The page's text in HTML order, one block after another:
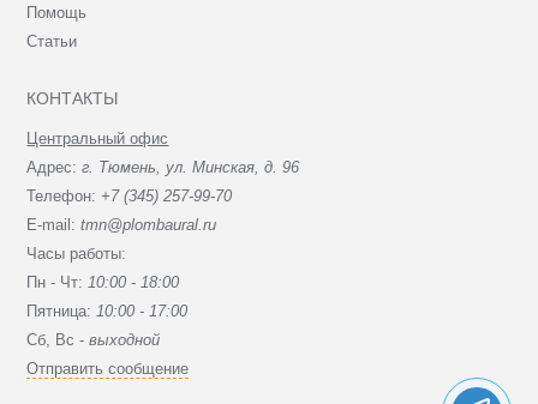
Помощь
Статьи
КОНТАКТЫ
Центральный офис
Адрес:г. Тюмень, ул. Минская, д. 96
Телефон: +7 (345) 257-99-70
E-mail:tmn@plombaural.ru
Часы работы:
Пн - Чт: 10:00 - 18:00
Пятница: 10:00 - 17:00
Сб, Вc -выходной
Отправить сообщение